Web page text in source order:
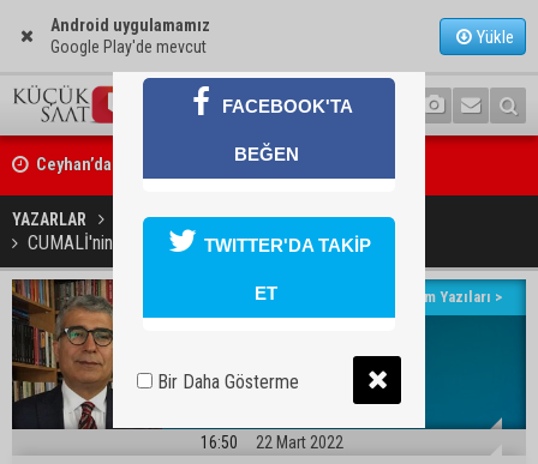
Android uygulamamız
Google Play'de mevcut
Yükle
Ceyhan’da Necdet Sevinç Parkı’nda bakım çalışması
Orhan Bayram’dan AK Parti’ye Yüreğir çıkışı: “Bizim belediye
ne yaptınız? Siz önce onu anlatın”
YAZARLAR Hacı Hüseyin Kılınç
CUMALİ'nin nam-ı diğer ‘ ÇARŞAF ‘ın ardından
E-posta:
Yazarın Tüm Yazıları >
16:50 22 Mart 2022
FACEBOOK'TA
BEĞEN
TWITTER'DA TAKİP
ET
Bir Daha Gösterme